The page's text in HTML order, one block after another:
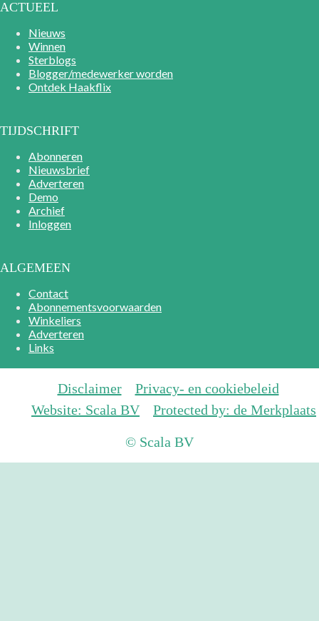
ACTUEEL
Nieuws
Winnen
Sterblogs
Blogger/medewerker worden
Ontdek Haakflix
TIJDSCHRIFT
Abonneren
Nieuwsbrief
Adverteren
Demo
Archief
Inloggen
ALGEMEEN
Contact
Abonnementsvoorwaarden
Winkeliers
Adverteren
Links
Disclaimer
Privacy- en cookiebeleid
Website: Scala BV
Protected by: de Merkplaats
© Scala BV